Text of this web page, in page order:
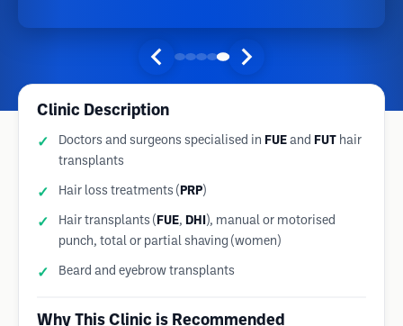
Clinic Description
Doctors and surgeons specialised in FUE and FUT hair
transplants
Hair loss treatments ( PRP)
Hair transplants ( FUE, DHI
), manual or motorised
punch, total or partial shaving (women)
Beard and eyebrow transplants
Why This Clinic is Recommended